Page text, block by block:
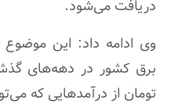
دریافت می‌شود.
وی ادامه داد: این
تومان از درآمدهایی که